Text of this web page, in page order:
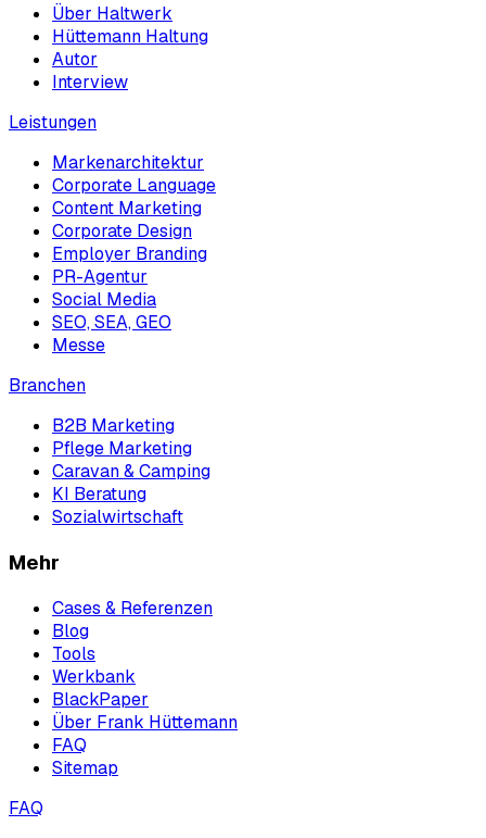
Über Haltwerk
Hüttemann Haltung
Autor
Interview
Leistungen
Markenarchitektur
Corporate Language
Content Marketing
Corporate Design
Employer Branding
PR-Agentur
Social Media
SEO, SEA, GEO
Messe
Branchen
B2B Marketing
Pflege Marketing
Caravan & Camping
KI Beratung
Sozialwirtschaft
Mehr
Cases & Referenzen
Blog
Tools
Werkbank
BlackPaper
Über Frank Hüttemann
FAQ
Sitemap
FAQ